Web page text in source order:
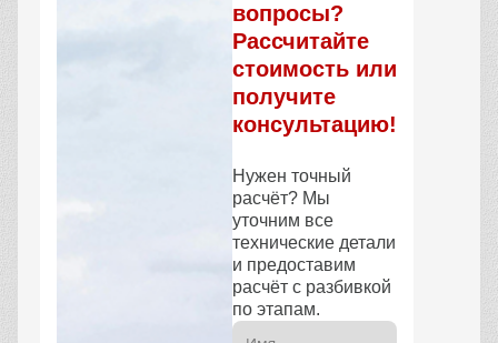
вопросы?
Рассчитайте
стоимость или
получите
консультацию!
Нужен точный
расчёт? Мы
уточним все
технические детали
и предоставим
расчёт с разбивкой
по этапам.